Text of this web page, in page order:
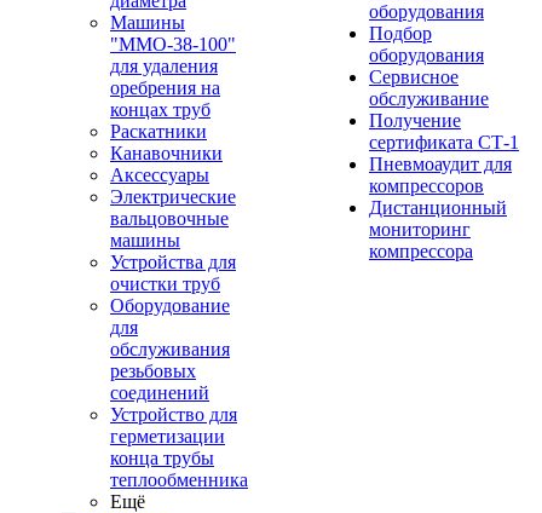
Машины
"ММО-38-100"
для удаления
оребрения на
концах труб
Раскатники
Канавочники
Аксессуары
Электрические
вальцовочные
машины
Устройства для
очистки труб
Оборудование
для
обслуживания
резьбовых
соединений
Устройство для
герметизации
конца трубы
теплообменника
Ещё
оборудования
Подбор
оборудования
Сервисное
обслуживание
Получение
сертификата СТ-1
Пневмоаудит для
компрессоров
Дистанционный
мониторинг
компрессора